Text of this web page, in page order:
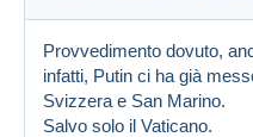
Provvedimento dovuto,
infatti, Putin ci ha già
Svizzera e San Marino.
Salvo solo il Vaticano.